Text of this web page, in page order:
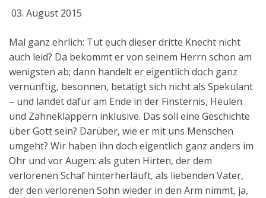
Geistliches Wort
Termine
Aktuelles
Kontakt
English
03. August 2015
Mal ganz ehrlich: Tut euch dieser dritte Knecht nicht
auch leid? Da bekommt er von seinem Herrn schon am
wenigsten ab; dann handelt er eigentlich doch ganz
vernünftig, besonnen, betätigt sich nicht als Spekulant
– und landet dafür am Ende in der Finsternis, Heulen
und Zähneklappern inklusive. Das soll eine Geschichte
über Gott sein? Darüber, wie er mit uns Menschen
umgeht? Wir haben ihn doch eigentlich ganz anders im
Ohr und vor Augen: als guten Hirten, der dem
verlorenen Schaf hinterherläuft, als liebenden Vater,
der den verlorenen Sohn wieder in den Arm nimmt, ja,